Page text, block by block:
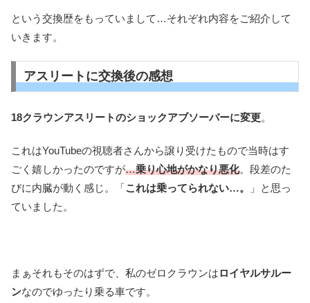
という交換歴をもっていまして…それぞれ内容をご紹介して
いきます。
アスリートに交換後の感想
18クラウンアスリートのショックアブソーバーに変更。
これはYouTubeの視聴者さんから譲り受けたもので当時はす
ごく嬉しかったのですが…乗り心地がかなり悪化。段差のた
びに内臓が動く感じ。「これは乗ってられない…。
」と思っ
ていました。
まぁそれもそのはずで、私のゼロクラウンはロイヤルサルー
ンなのでゆったり乗る車です。